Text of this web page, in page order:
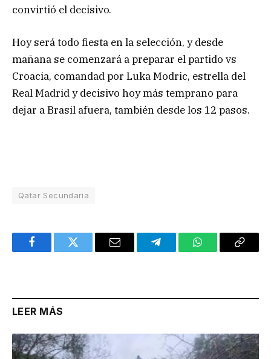
convirtió el decisivo.
Hoy será todo fiesta en la selección, y desde
mañana se comenzará a preparar el partido vs
Croacia, comandad por Luka Modric, estrella del
Real Madrid y decisivo hoy más temprano para
dejar a Brasil afuera, también desde los 12 pasos.
Qatar Secundaria
FacebookTwitter Email TelegramWhatsAppCopy
LEER MÁS